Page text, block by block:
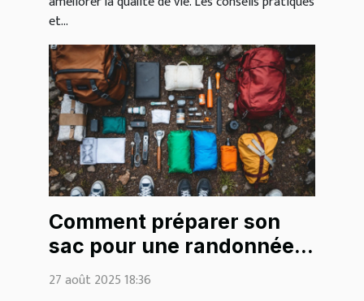
et...
Comment préparer son
sac pour une randonnée
en montagne ?
27 août 2025 18:36